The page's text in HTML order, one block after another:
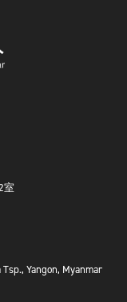
室
Yangon, Myanmar